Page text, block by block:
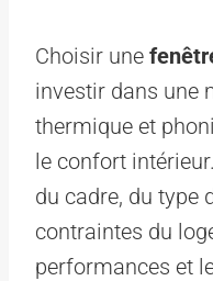
Choisir une
investir dans une
thermique et
le confort
du cadre, du type
contraintes du
performances et